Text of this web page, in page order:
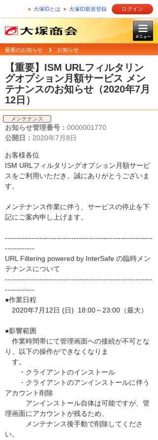
大塚IDとは 大塚ID新規登録 ログイン
最新のお知らせ お知らせ
【重要】ISM URLフィルタリン
グオプション月額サービス メン
テナンスのお知らせ（2020年7月
12日）
メンテナンス
お知らせ管理番号： 0000001770
公開日： 2020年7月8日
お客様各位
ISM URLフィルタリングオプション月額サービ
スをご利用いただき、誠にありがとうございま
す。
メンテナンス作業に伴う、サービスの停止を下
記にご案内申し上げます。
------------------------------------------------------------
------------
URL Filtering powered by InterSafe の臨時メン
テナンスについて
------------------------------------------------------------
------------
●作業日程
2020年7月12日 (日) 18:00～23:00（最大）
●影響範囲
作業時間帯にて管理画面への接続が不可とな
り、以下の操作ができなくなりま
す。
・クライアントのインストール
・クライアントのアンインストールに伴う
アカウント削除
アンインストール自体は可能ですが、管
理画面にアカウントが残るため、
メンテナンス後手動で削除してくださ
い。